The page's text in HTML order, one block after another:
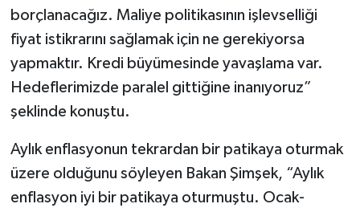
borçlanacağız. Maliye politikasının işlevselliği
fiyat istikrarını sağlamak için ne gerekiyorsa
yapmaktır. Kredi büyümesinde yavaşlama var.
Hedeflerimizde paralel gittiğine inanıyoruz”
şeklinde konuştu.
Aylık enflasyonun tekrardan bir patikaya oturmak
üzere olduğunu söyleyen Bakan Şimşek, “Aylık
enflasyon iyi bir patikaya oturmuştu. Ocak-